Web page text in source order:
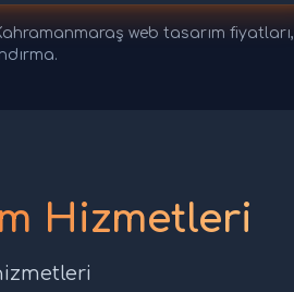
web tasarım fiyatları,
Hizmetleri